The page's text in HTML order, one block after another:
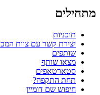
מתחילים
תוכניות
יצירת קשר עם צוות
שותפים
מצאו שותף
סטארטאפים
תחת התקפה?
חיפוש שם דומיין